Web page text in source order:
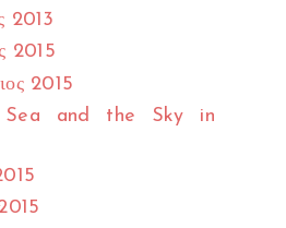
2013
2015
2015
and the Sky in